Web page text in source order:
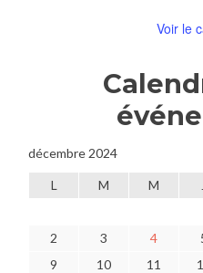
Voir le
décembre 2024
L M M
2
3 4
9
10 11